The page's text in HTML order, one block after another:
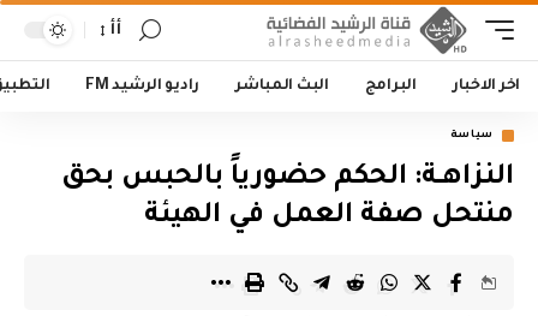
أأ
اخر الاخبار البرامج البث المباشر راديو الرشيد FM
سياسة
النزاهــة: الحكم حضورياً بالحبس بحق
منتحل صفة العمل في الهيئة